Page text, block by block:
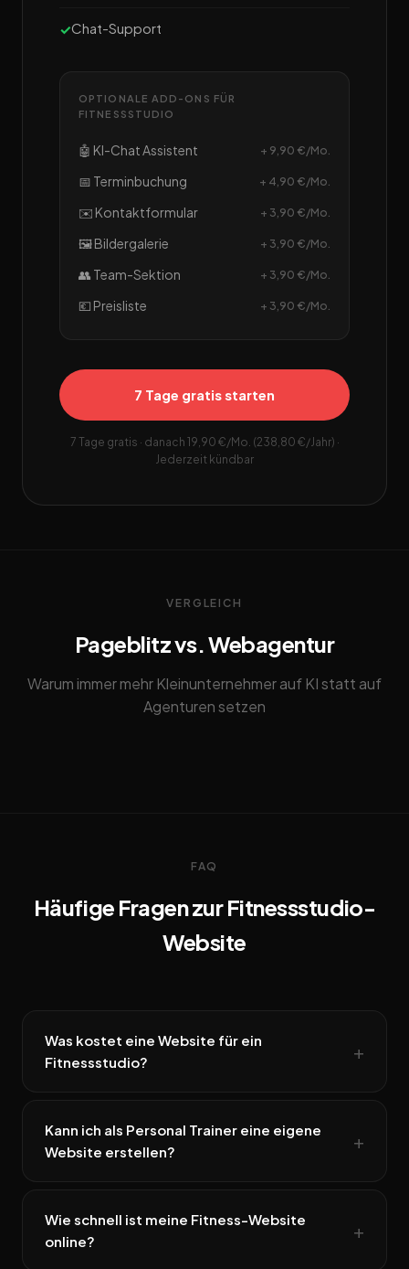
Chat-Support
OPTIONALE ADD-ONS FÜR
FITNESSSTUDIO
🤖 KI-Chat Assistent + 9,90 €/Mo.
📅 Terminbuchung + 4,90 €/Mo.
✉️ Kontaktformular + 3,90 €/Mo.
🖼️ Bildergalerie + 3,90 €/Mo.
👥 Team-Sektion + 3,90 €/Mo.
💶 Preisliste + 3,90 €/Mo.
7 Tage gratis starten
7 Tage gratis · danach 19,90 €/Mo. (238,80 €/Jahr) ·
Jederzeit kündbar
VERGLEICH
Pageblitz vs. Webagentur
Warum immer mehr Kleinunternehmer auf KI statt auf
Agenturen setzen
FAQ
Häufige Fragen zur Fitnessstudio-
Website
Was kostet eine Website für ein
Fitnessstudio?
Kann ich als Personal Trainer eine eigene
Website erstellen?
Wie schnell ist meine Fitness-Website
online?